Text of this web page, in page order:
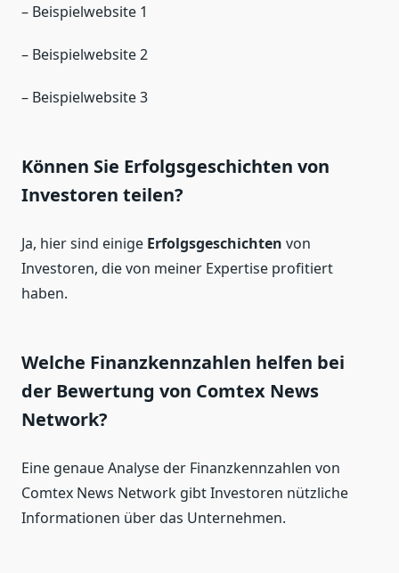
– Beispielwebsite 1
– Beispielwebsite 2
– Beispielwebsite 3
Können Sie Erfolgsgeschichten von
Investoren teilen?
Ja, hier sind einige Erfolgsgeschichten von
Investoren, die von meiner Expertise profitiert
haben.
Welche Finanzkennzahlen helfen bei
der Bewertung von Comtex News
Network?
Eine genaue Analyse der Finanzkennzahlen von
Comtex News Network gibt Investoren nützliche
Informationen über das Unternehmen.